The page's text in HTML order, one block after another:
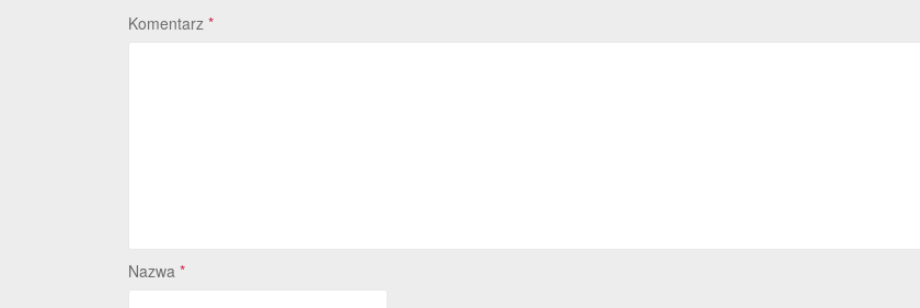
Komentarz *
Nazwa *